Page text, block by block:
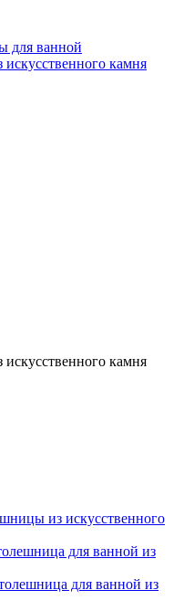
для ванной
камня
камня
из искусственного
для ванной из
для ванной из